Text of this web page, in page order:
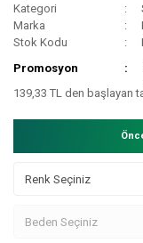
Kategori
Marka
Stok Kodu
Promosyon
139,33 TL den başlayan